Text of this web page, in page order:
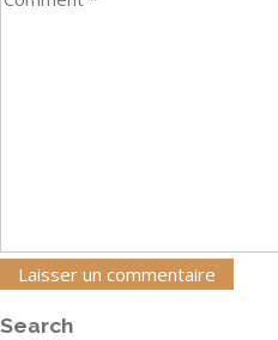
Search